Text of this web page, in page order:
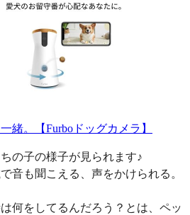
緒。【Furboドッグカメラ】
の子の様子が見られます♪
音も聞こえる、声をかけられる。
何をしてるんだろう？とは、ペッ